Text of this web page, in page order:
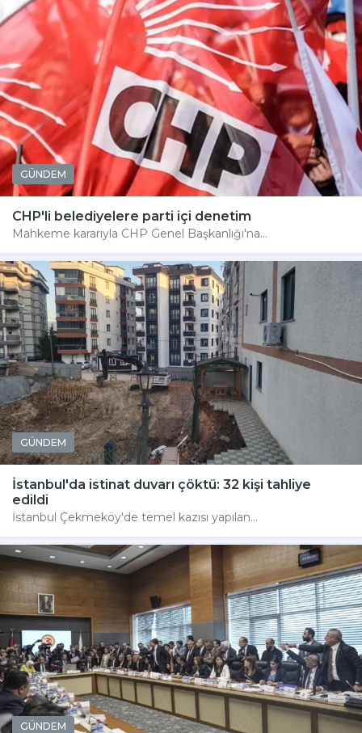
GÜNDEM
CHP'li belediyelere parti içi denetim
Mahkeme kararıyla CHP Genel Başkanlığı'na...
GÜNDEM
İstanbul'da istinat duvarı çöktü: 32 kişi tahliye
edildi
İstanbul Çekmeköy'de temel kazısı yapılan...
GÜNDEM